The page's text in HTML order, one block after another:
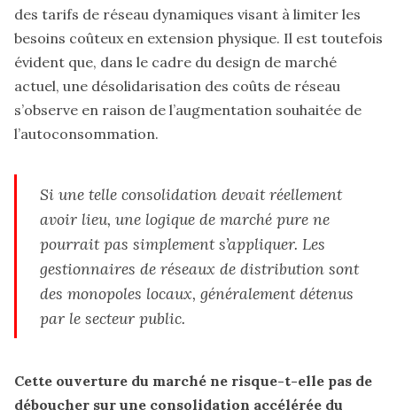
des tarifs de réseau dynamiques visant à limiter les
besoins coûteux en extension physique. Il est toutefois
évident que, dans le cadre du design de marché
actuel, une désolidarisation des coûts de réseau
s’observe en raison de l’augmentation souhaitée de
l’autoconsommation.
Si une telle consolidation devait réellement
avoir lieu, une logique de marché pure ne
pourrait pas simplement s’appliquer. Les
gestionnaires de réseaux de distribution sont
des monopoles locaux, généralement détenus
par le secteur public.
Cette ouverture du marché ne risque-t-elle pas de
déboucher sur une consolidation accélérée du